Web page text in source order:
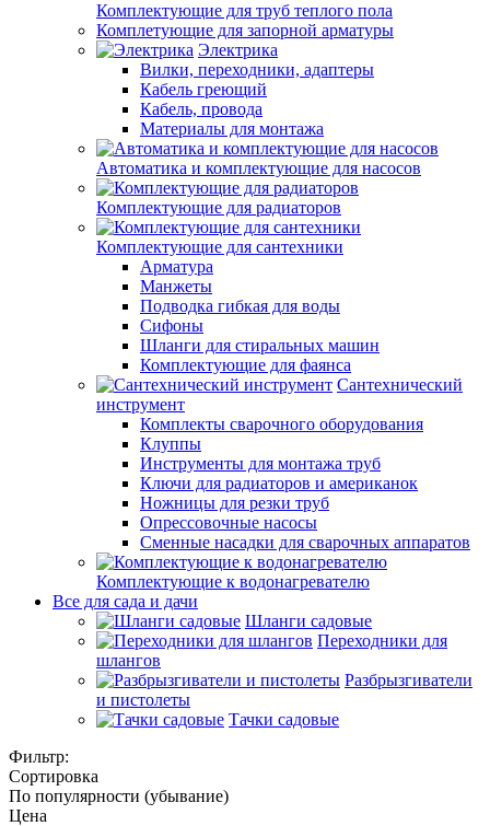
Комплектующие для труб теплого пола
Комплетующие для запорной арматуры
Электрика
Вилки, переходники, адаптеры
Кабель греющий
Кабель, провода
Материалы для монтажа
Автоматика и комплектующие для насосов
Комплектующие для радиаторов
Комплектующие для сантехники
Арматура
Манжеты
Подводка гибкая для воды
Сифоны
Шланги для стиральных машин
Комплектующие для фаянса
Сантехнический
инструмент
Комплекты сварочного оборудования
Клуппы
Инструменты для монтажа труб
Ключи для радиаторов и американок
Ножницы для резки труб
Опрессовочные насосы
Сменные насадки для сварочных аппаратов
Комплектующие к водонагревателю
Все для сада и дачи
Шланги садовые
Переходники для
шлангов
Разбрызгиватели
и пистолеты
Тачки садовые
Фильтр:
Сортировка
По популярности (убывание)
Цена